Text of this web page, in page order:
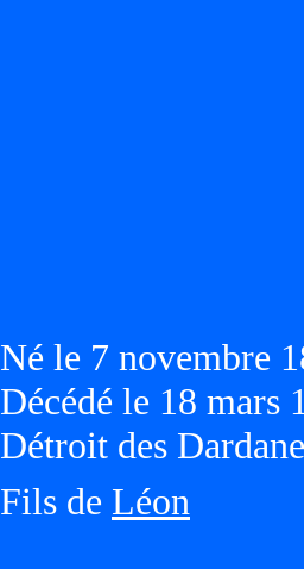
Né le 7 novembre
Décédé le 18
Détroit des
Fils de Léon